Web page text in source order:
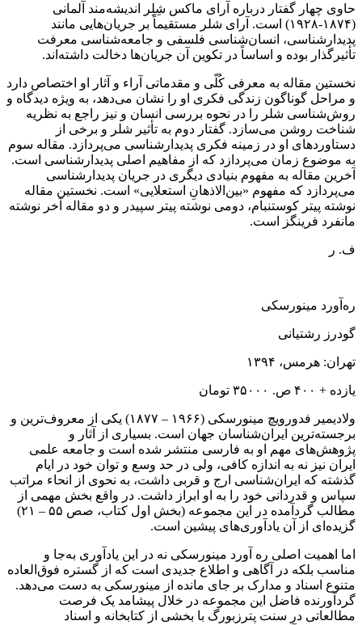
حاوی چهار گفتار درباره آرای ماکس شِلِر اندیشه‌مند آلمانی
(۱۸۷۴-۱۹۲۸) است. آرای شلر مستقیماً بر جریان‌هایی مانند
پدیدارشناسی، انسان‌شناسی فلسفی و جامعه‌شناسی معرفت
تأثیرگذار بوده و اساساً در تکوین آن جریان‌ها دخالت داشته‌اند.
نخستین مقاله به معرفی کُلّی و مقدماتی آراء و آثار او اختصاص دارد
و مراحل گوناگون زندگی فکری او را نشان می‌دهد، به ویژه دیدگاه و
روش‌شناسی شلر را در نحوه بررسی انسان و نیز راجع به نظریه
شناخت روشن می‌سازد. گفتار دوم به تأثیر شلر و برخی از
دستاوردهای او در زمینه فکری پدیدارشناسی می‌پردازد. مقاله سوم
به موضوع زمان می‌پردازد که از مفاهیم اصلی پدیدارشناسی است.
آخرین مقاله به مفهوم بنیادی دیگری در جریان پدیدارشناسی
می‌پردازد که مفهوم «بین‌الاذهانِ استعلایی» است. نخستین مقاله
نوشته پیتر کوستنبام، دومی نوشته پیتر سپیدر و دو مقاله آخر نوشته
مانفرد فرینگز است.
ف. ر
ره‌آورد مینورسکی
گودرز رشتیانی
تهران: هرمس، ۱۳۹۴
یازده + ۴۰۰ ص. ۳۵۰۰۰ تومان
ولادیمیر فدورویچ مینورسکی (۱۹۶۶ – ۱۸۷۷) یکی از معروف‌ترین و
برجسته‌ترین ایران‌شناسان جهان است. بسیاری از آثار و
پژوهش‌های مهم او به فارسی منتشر شده است و جامعه علمی
ایران نیز نه به اندازه کافی، ولی در حد وسع و توان خود در ایام
گذشته که ایران‌شناسی ارج و قربی داشت، به نحوی از انحاء مراتب
سپاس و قدردانی خود را به او ابراز داشت. در واقع بخش مهمی از
مطالب گردآمده در این مجموعه (بخش اول کتاب، صص ۵۵ – ۲۱)
گزیده‌ای از آن یادآوری‌های پیشین است.
اما اهمیت اصلی ره آورد مینورسکی نه در این یادآوری به‌جا و
مناسب بلکه در آگاهی و اطلاع جدیدی است که از گستره فوق‌العاده
متنوع اسناد و مدارک بر جای مانده از مینورسکی به دست می‌دهد.
گردآورنده فاضل این مجموعه در خلال پیشامد یک فرصت
مطالعاتی در سنت پترزبورگ با بخشی از کتابخانه و اسناد